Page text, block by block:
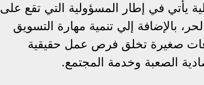
يأتي في إطار المسؤولية التي تقع على
بالإضافة إلي تنمية مهارة التسويق
صغيرة تخلق فرص عمل حقيقية
الصعبة وخدمة المجتمع.